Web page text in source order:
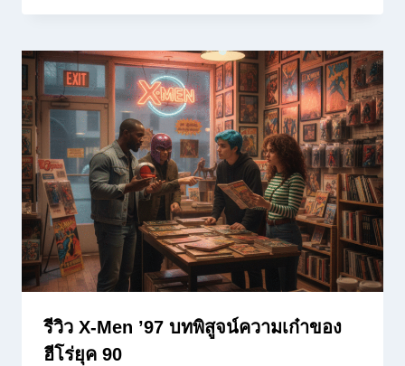
รีวิว X-Men ’97 บทพิสูจน์ความเก๋าของ
ฮีโร่ยุค 90